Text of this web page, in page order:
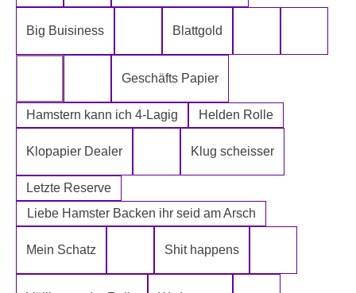
Big Buisiness
Bitte bleiben sie während der
Blattgold
Fugen Reiniger
Fürn Arsch
Geschäfts Papier
Hamstern kann ich 4-Lagig Helden Rolle
Klopapier Dealer
Klopapier Mafia
Klug scheisser
Letzte Reserve
Liebe Hamster Backen ihr seid am Arsch
Mein Schatz
Psssst Hamster Ware
Shit happens